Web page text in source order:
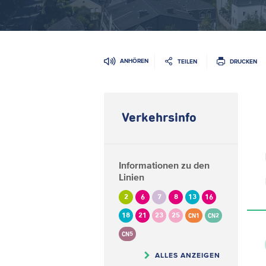
ANHÖREN TEILEN DRUCKEN
Verkehrsinfo
Informationen zu den
Linien
2 6 7 8 13 16
18 21 23 25 CN1 CN2
CN5
ALLES ANZEIGEN